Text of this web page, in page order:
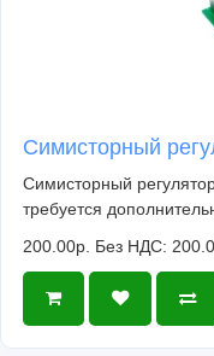
Симисторный
Симисторный
требуется
200.00р. Без НДС: